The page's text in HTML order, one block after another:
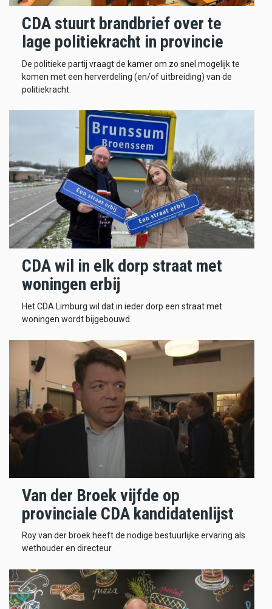
CDA stuurt brandbrief over te
lage politiekracht in provincie
De politieke partij vraagt de kamer om zo snel mogelijk te
komen met een herverdeling (en/of uitbreiding) van de
politiekracht.
CDA wil in elk dorp straat met
woningen erbij
Het CDA Limburg wil dat in ieder dorp een straat met
woningen wordt bijgebouwd.
Van der Broek vijfde op
provinciale CDA kandidatenlijst
Roy van der broek heeft de nodige bestuurlijke ervaring als
wethouder en directeur.